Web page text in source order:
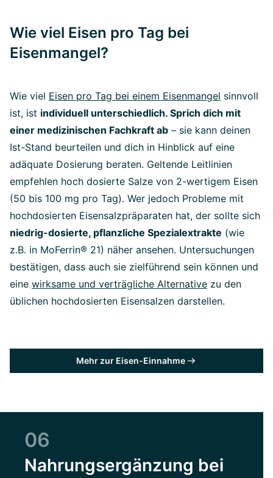
Wie viel Eisen pro Tag bei
Eisenmangel?
Wie viel Eisen pro Tag bei einem Eisenmangel sinnvoll
ist, ist individuell unterschiedlich. Sprich dich mit
einer medizinischen Fachkraft ab – sie kann deinen
Ist-Stand beurteilen und dich in Hinblick auf eine
adäquate Dosierung beraten. Geltende Leitlinien
empfehlen hoch dosierte Salze von 2-wertigem Eisen
(50 bis 100 mg pro Tag). Wer jedoch Probleme mit
hochdosierten Eisensalzpräparaten hat, der sollte sich
niedrig-dosierte, pflanzliche Spezialextrakte (wie
z.B. in MoFerrin® 21) näher ansehen. Untersuchungen
bestätigen, dass auch sie zielführend sein können und
eine wirksame und verträgliche Alternative zu den
üblichen hochdosierten Eisensalzen darstellen.
Mehr zur Eisen-Einnahme
06
Nahrungsergänzung bei